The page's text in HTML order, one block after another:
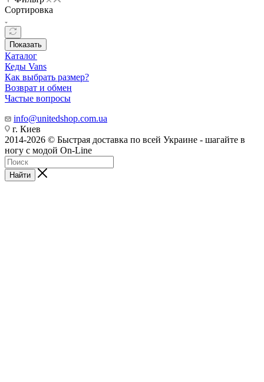
Сортировка
Показать
Каталог
Кеды Vans
Как выбрать размер?
Возврат и обмен
Частые вопросы
info@unitedshop.com.ua
г. Киев
2014-2026 © Быстрая доставка по всей Украине - шагайте в
ногу с модой On-Line
Найти